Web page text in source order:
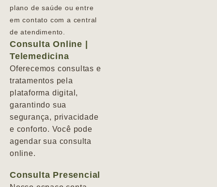
plano de saúde ou entre
em contato com a central
de atendimento.
Consulta Online |
Telemedicina
Oferecemos consultas e
tratamentos pela
plataforma digital,
garantindo sua
segurança, privacidade
e conforto. Você pode
agendar sua consulta
online.
Consulta Presencial